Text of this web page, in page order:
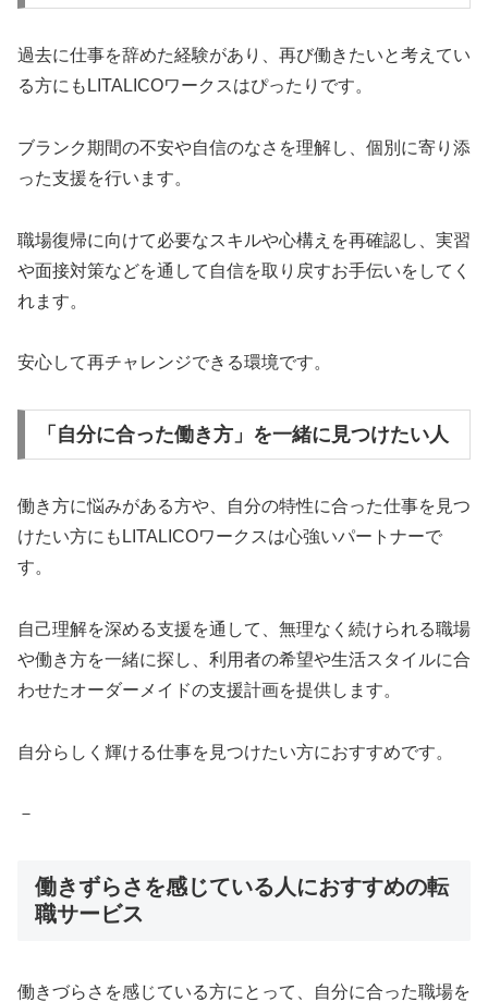
過去に仕事を辞めた経験があり、再び働きたいと考えてい
る方にもLITALICOワークスはぴったりです。
ブランク期間の不安や自信のなさを理解し、個別に寄り添
った支援を行います。
職場復帰に向けて必要なスキルや心構えを再確認し、実習
や面接対策などを通して自信を取り戻すお手伝いをしてく
れます。
安心して再チャレンジできる環境です。
「自分に合った働き方」を一緒に見つけたい人
働き方に悩みがある方や、自分の特性に合った仕事を見つ
けたい方にもLITALICOワークスは心強いパートナーで
す。
自己理解を深める支援を通して、無理なく続けられる職場
や働き方を一緒に探し、利用者の希望や生活スタイルに合
わせたオーダーメイドの支援計画を提供します。
自分らしく輝ける仕事を見つけたい方におすすめです。
－
働きずらさを感じている人におすすめの転
職サービス
働きづらさを感じている方にとって、自分に合った職場を